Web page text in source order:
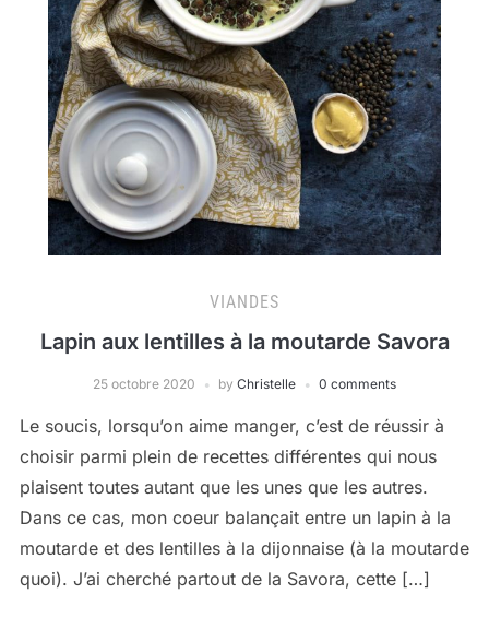
VIANDES
Lapin aux lentilles à la moutarde Savora
25 octobre 2020 by Christelle 0 comments
Le soucis, lorsqu’on aime manger, c’est de réussir à
choisir parmi plein de recettes différentes qui nous
plaisent toutes autant que les unes que les autres.
Dans ce cas, mon coeur balançait entre un lapin à la
moutarde et des lentilles à la dijonnaise (à la moutarde
quoi). J’ai cherché partout de la Savora, cette […]